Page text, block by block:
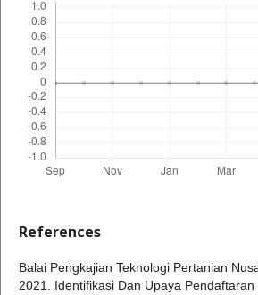
References
Balai Pengkajian Teknologi Pertanian
2021. Identifikasi Dan Upaya